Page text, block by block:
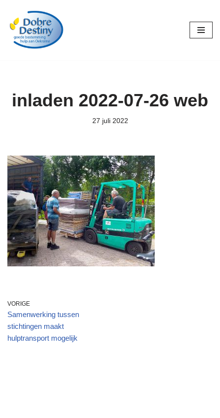
Ga
naar
inladen 2022-07-26 web
27 juli 2022
VORIGE
Samenwerking tussen
stichtingen maakt
hulptransport mogelijk